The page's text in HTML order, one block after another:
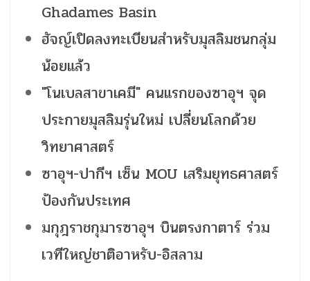
Ghadames Basin
ฮัจญ์เปิดลงทะเบียนสำหรับมุสลิมชนกลุ่ม
น้อยแล้ว
"โนเบลสาขาเคมี" คนแรกของซาอุฯ จุด
ประกายมุสลิมรุ่นใหม่ เปลี่ยนโลกด้วย
วิทยาศาสตร์
ซาอุฯ-ปากีฯ เซ็น MOU เสริมยุทธศาสตร์
ป้องกันประเทศ
มกุฎราชกุมารซาอุฯ บินตรงกาตาร์ ร่วม
เวทีใหญ่ชาติอาหรับ-อิสลาม